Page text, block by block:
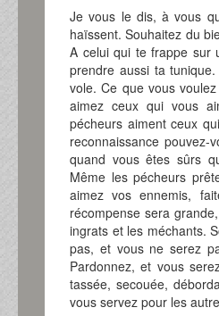
Je vous le dis, à vous
haïssent. Souhaitez du
A celui qui te frappe sur
prendre aussi ta
vole. Ce que vous
aimez ceux qui vous
pécheurs aiment ceux
reconnaissance
quand vous êtes sûrs
Même les pécheurs
aimez vos ennemis,
récompense sera
ingrats et les méchants.
pas, et vous ne serez
Pardonnez, et vous
tassée, secouée,
vous servez pour les